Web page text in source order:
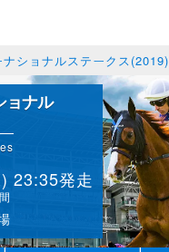
ショナルステークス(2019)
ョナル
23:35発走